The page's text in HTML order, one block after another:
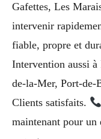
Gafettes, Les
intervenir
fiable, propre et
Intervention aussi
de-la-Mer, Port-de-
Clients satisfaits.
maintenant pour